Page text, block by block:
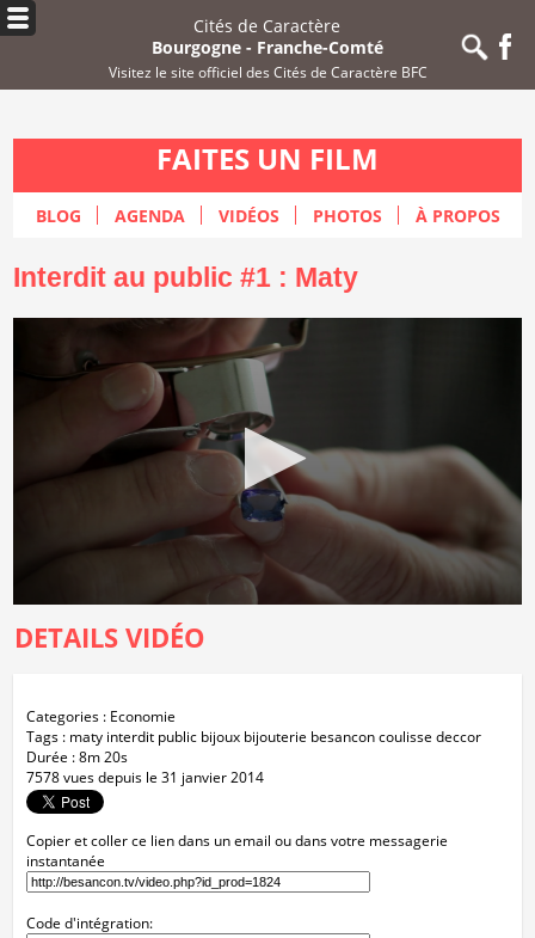
Cités de Caractère
Bourgogne - Franche-Comté
Visitez le site officiel des Cités de Caractère BFC
FAITES UN FILM
BLOG AGENDA VIDÉOS PHOTOS À PROPOS
Interdit au public #1 : Maty
DETAILS VIDÉO
Categories : Economie
Tags : maty interdit public bijoux bijouterie besancon coulisse deccor
Durée : 8m 20s
7578vuesdepuis le 31 janvier 2014
Copier et coller ce lien dans un email ou dans votre messagerie
instantanée
Code d'intégration: